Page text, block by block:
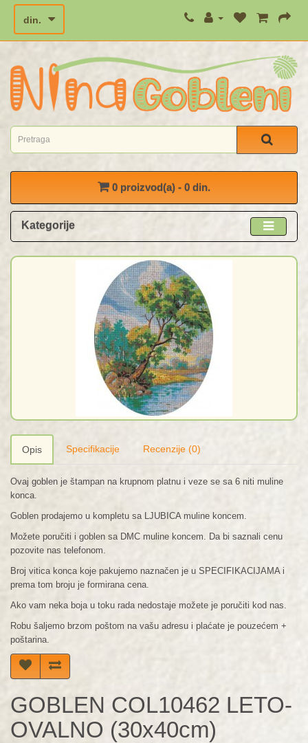
din.
0 proizvod(a) - 0 din.
Kategorije
Opis Specifikacije Recenzije (0)
Ovaj goblen je štampan na krupnom platnu i veze se sa 6 niti muline
konca.
Goblen prodajemo u kompletu sa LJUBICA muline koncem.
Možete poručiti i goblen sa DMC muline koncem. Da bi saznali cenu
pozovite nas telefonom.
Broj vitica konca koje pakujemo naznačen je u SPECIFIKACIJAMA i
prema tom broju je formirana cena.
Ako vam neka boja u toku rada nedostaje možete je poručiti kod nas.
Robu šaljemo brzom poštom na vašu adresu i plaćate je pouzećem +
poštarina.
GOBLEN COL10462 LETO-
OVALNO (30x40cm)